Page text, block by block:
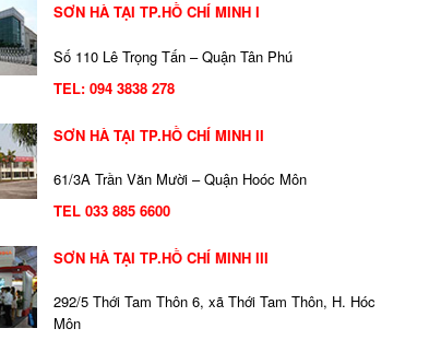
SƠN HÀ TẠI TP.HỒ CHÍ MINH I
Số 110 Lê Trọng Tấn – Quận Tân Phú
TEL:094 3838 278
SƠN HÀ TẠI TP.HỒ CHÍ MINH II
61/3A Trần Văn Mười – Quận Hoóc Môn
TEL 033 885 6600
SƠN HÀ TẠI TP.HỒ CHÍ MINH III
292/5 Thới Tam Thôn 6, xã Thới Tam Thôn, H. Hóc
Môn